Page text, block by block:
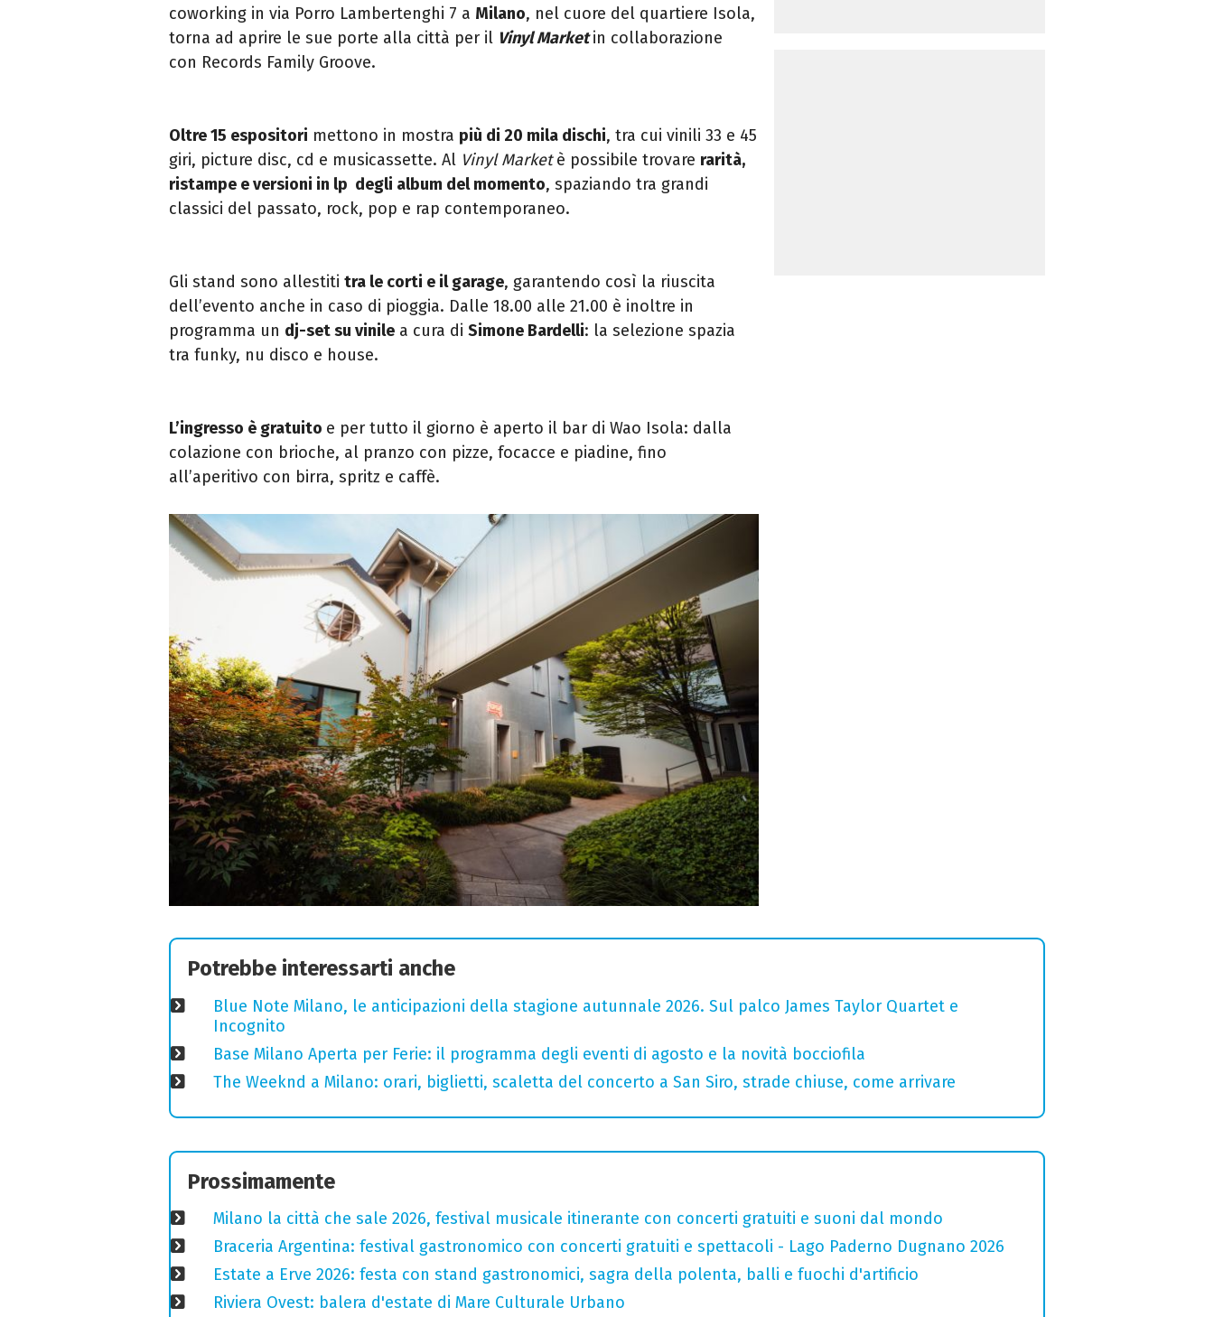
coworking in via Porro Lambertenghi 7 a Milano, nel cuore del quartiere Isola,
torna ad aprire le sue porte alla città per il Vinyl Marketin collaborazione
con Records Family Groove.
Oltre 15 espositori mettono in mostra più di 20 mila dischi, tra cui vinili 33 e 45
giri, picture disc, cd e musicassette. Al Vinyl Marketè possibile trovare rarità,
ristampe e versioni in lp degli album del momento, spaziando tra grandi
classici del passato, rock, pop e rap contemporaneo.
Gli stand sono allestiti tra le corti e il garage, garantendo così la riuscita
dell’evento anche in caso di pioggia. Dalle 18.00 alle 21.00 è inoltre in
programma un dj-set su vinile a cura di Simone Bardelli: la selezione spazia
tra funky, nu disco e house.
L’ingresso è gratuito e per tutto il giorno è aperto il bar di Wao Isola: dalla
colazione con brioche, al pranzo con pizze, focacce e piadine, fino
all’aperitivo con birra, spritz e caffè.
Potrebbe interessarti anche
Blue Note Milano, le anticipazioni della stagione autunnale 2026. Sul palco James Taylor Quartet e
Incognito
Base Milano Aperta per Ferie: il programma degli eventi di agosto e la novità bocciofila
The Weeknd a Milano: orari, biglietti, scaletta del concerto a San Siro, strade chiuse, come arrivare
Prossimamente
Milano la città che sale 2026, festival musicale itinerante con concerti gratuiti e suoni dal mondo
Braceria Argentina: festival gastronomico con concerti gratuiti e spettacoli - Lago Paderno Dugnano 2026
Estate a Erve 2026: festa con stand gastronomici, sagra della polenta, balli e fuochi d'artificio
Riviera Ovest: balera d'estate di Mare Culturale Urbano